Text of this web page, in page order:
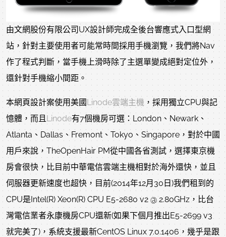
由文網股份有限公司UX設計師完成全後台響應式入口型網
站，針對主要使用者可能常時間採用手機瀏覽，我們將Nav
作了程式判斷，當手機上滑時除了主選單變成絕對定位外，
還針對手機縮小間距。
本網頁設計案使用美國Linode雲端主機 ，採用獨立CPU與記
憶體，而且Linode有7個機房可選：London、Newark、
Atlanta、Dallas、Fremont、Tokyo、Singapore，對於中國
用戶來說，TheOpenHair PM從中國各省測試，選擇東京機
房會很快，比目前中華電信雲端主機相對於海外還快，並且
伺服器更新速度也超快，目前(2014年12月30日)我們租到的
CPU是Intel(R) Xeon(R) CPU E5-2680 v2 @ 2.80GHz，比台
灣電信業者永康機房CPU還新(如果下個月推出E5-2699 v3
就完美了)，系統支援最新CentOS Linux 7.0.1406，幾乎是跟